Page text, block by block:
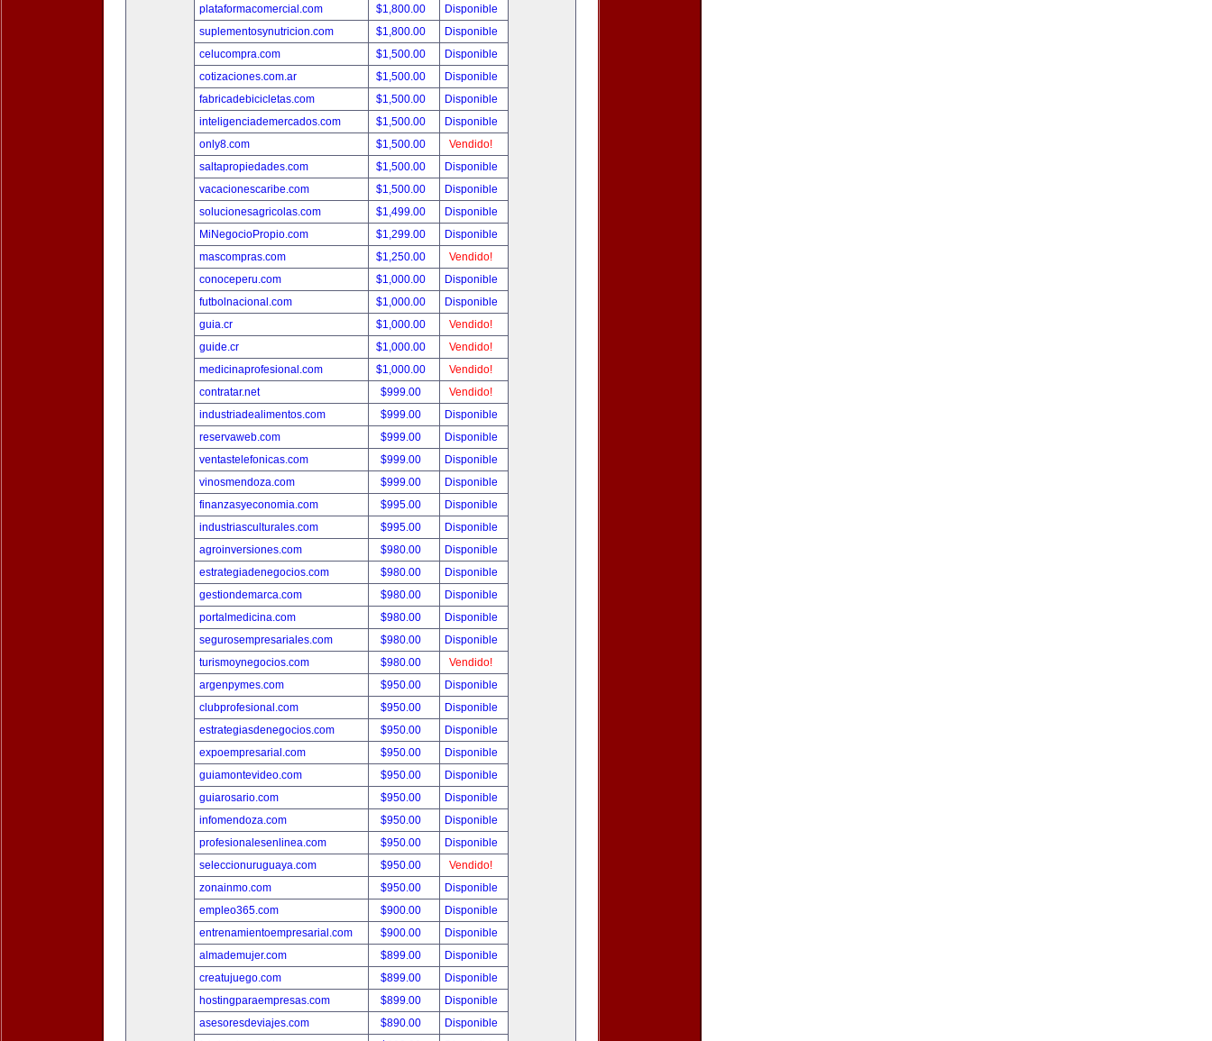
plataformacomercial.com
$1,800.00
Disponible
suplementosynutricion.com
$1,800.00
Disponible
celucompra.com
$1,500.00
Disponible
cotizaciones.com.ar
$1,500.00
Disponible
fabricadebicicletas.com
$1,500.00
Disponible
inteligenciademercados.com
$1,500.00
Disponible
only8.com
$1,500.00
Vendido!
saltapropiedades.com
$1,500.00
Disponible
vacacionescaribe.com
$1,500.00
Disponible
solucionesagricolas.com
$1,499.00
Disponible
MiNegocioPropio.com
$1,299.00
Disponible
mascompras.com
$1,250.00
Vendido!
conoceperu.com
$1,000.00
Disponible
futbolnacional.com
$1,000.00
Disponible
guia.cr
$1,000.00
Vendido!
guide.cr
$1,000.00
Vendido!
medicinaprofesional.com
$1,000.00
Vendido!
contratar.net
$999.00
Vendido!
industriadealimentos.com
$999.00
Disponible
reservaweb.com
$999.00
Disponible
ventastelefonicas.com
$999.00
Disponible
vinosmendoza.com
$999.00
Disponible
finanzasyeconomia.com
$995.00
Disponible
industriasculturales.com
$995.00
Disponible
agroinversiones.com
$980.00
Disponible
estrategiadenegocios.com
$980.00
Disponible
gestiondemarca.com
$980.00
Disponible
portalmedicina.com
$980.00
Disponible
segurosempresariales.com
$980.00
Disponible
turismoynegocios.com
$980.00
Vendido!
argenpymes.com
$950.00
Disponible
clubprofesional.com
$950.00
Disponible
estrategiasdenegocios.com
$950.00
Disponible
expoempresarial.com
$950.00
Disponible
guiamontevideo.com
$950.00
Disponible
guiarosario.com
$950.00
Disponible
infomendoza.com
$950.00
Disponible
profesionalesenlinea.com
$950.00
Disponible
seleccionuruguaya.com
$950.00
Vendido!
zonainmo.com
$950.00
Disponible
empleo365.com
$900.00
Disponible
entrenamientoempresarial.com
$900.00
Disponible
almademujer.com
$899.00
Disponible
creatujuego.com
$899.00
Disponible
hostingparaempresas.com
$899.00
Disponible
asesoresdeviajes.com
$890.00
Disponible